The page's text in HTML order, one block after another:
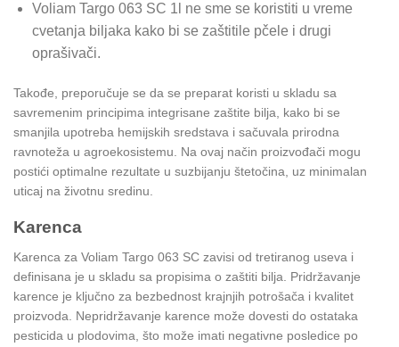
Voliam Targo 063 SC 1l ne sme se koristiti u vreme
cvetanja biljaka kako bi se zaštitile pčele i drugi
oprašivači.
Takođe, preporučuje se da se preparat koristi u skladu sa
savremenim principima integrisane zaštite bilja, kako bi se
smanjila upotreba hemijskih sredstava i sačuvala prirodna
ravnoteža u agroekosistemu. Na ovaj način proizvođači mogu
postići optimalne rezultate u suzbijanju štetočina, uz minimalan
uticaj na životnu sredinu.
Karenca
Karenca za Voliam Targo 063 SC zavisi od tretiranog useva i
definisana je u skladu sa propisima o zaštiti bilja. Pridržavanje
karence je ključno za bezbednost krajnjih potrošača i kvalitet
proizvoda. Nepridržavanje karence može dovesti do ostataka
pesticida u plodovima, što može imati negativne posledice po